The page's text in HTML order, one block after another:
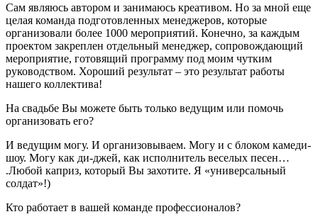
Сам являюсь автором и занимаюсь креативом. Но за мной еще
целая команда подготовленных менеджеров, которые
организовали более 1000 мероприятий. Конечно, за каждым
проектом закреплен отдельный менеджер, сопровождающий
мероприятие, готовящий программу под моим чутким
руководством. Хороший результат – это результат работы
нашего коллектива!
На свадьбе Вы можете быть только ведущим или помочь
организовать его?
И ведущим могу. И организовываем. Могу и с блоком камеди-
шоу. Могу как ди-джей, как исполнитель веселых песен…
.Любой каприз, который Вы захотите. Я «универсальный
солдат»!)
Кто работает в вашей команде профессионалов?